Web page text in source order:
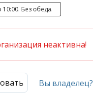
10:00. Без обеда.
неактивна!
Вы владелец?